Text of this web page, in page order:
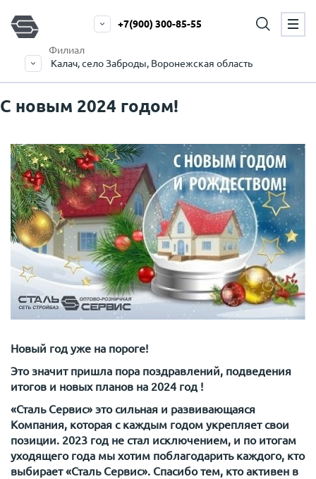
Филиал
Калач, село Заброды, Воронежская область
+7(900) 300-85-55
С новым 2024 годом!
Новый год уже на пороге!
Это значит пришла пора поздравлений, подведения
итогов и новых планов на 2024 год !
«Сталь Сервис» это сильная и развивающаяся
Компания, которая с каждым годом укрепляет свои
позиции. 2023 год не стал исключением, и по итогам
уходящего года мы хотим поблагодарить каждого, кто
выбирает «Сталь Сервис». Спасибо тем, кто активен в